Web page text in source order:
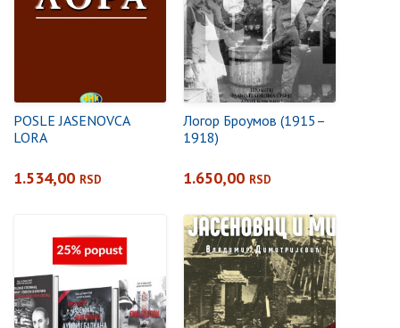
POSLE JASENOVCA
LORA
1.534,00 RSD
Логор Броумов (1915–
1918)
1.650,00 RSD